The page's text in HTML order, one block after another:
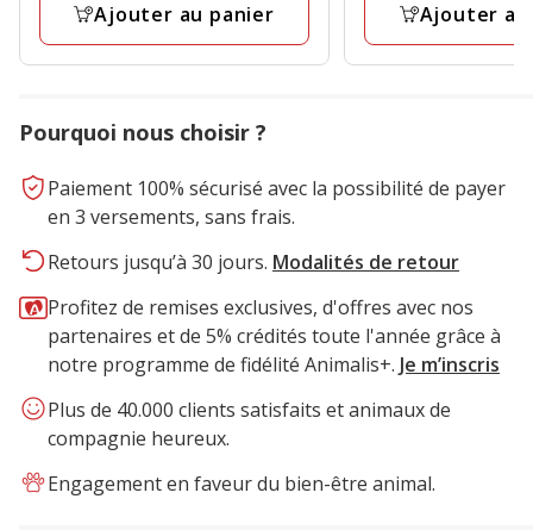
Ajouter au panier
avis
Ajouter
Pourquoi nous choisir ?
Paiement 100% sécurisé avec la possibilité de payer
en 3 versements, sans frais.
Retours jusqu’à 30 jours. Modalités de retour
Profitez de remises exclusives, d'offres avec nos
partenaires et de 5% crédités toute l'année grâce à
notre programme de fidélité Animalis+. Je m’inscris
Plus de 40.000 clients satisfaits et animaux de
compagnie heureux.
Engagement en faveur du bien-être animal.